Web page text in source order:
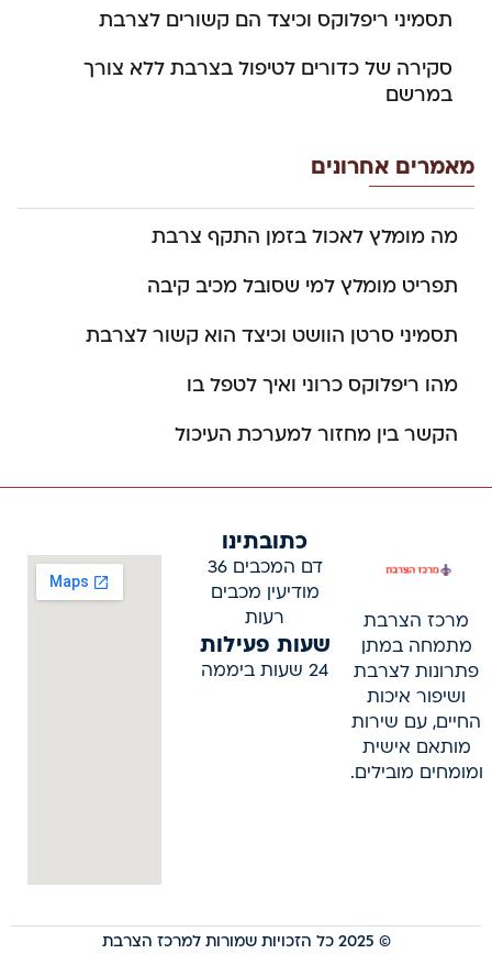
תסמיני ריפלוקס וכיצד הם קשורים לצרבת
סקירה של כדורים לטיפול בצרבת ללא צורך
במרשם
מאמרים אחרונים
מה מומלץ לאכול בזמן התקף צרבת
תפריט מומלץ למי שסובל מכיב קיבה
תסמיני סרטן הוושט וכיצד הוא קשור לצרבת
מהו ריפלוקס כרוני ואיך לטפל בו
הקשר בין מחזור למערכת העיכול
מרכז הצרבת
מתמחה במתן
פתרונות לצרבת
ושיפור איכות
החיים, עם שירות
מותאם אישית
ומומחים מובילים.
כתובתינו
דם המכבים 36
מודיעין מכבים
רעות
שעות פעילות
24 שעות ביממה
© 2025 כל הזכויות שמורות למרכז הצרבת